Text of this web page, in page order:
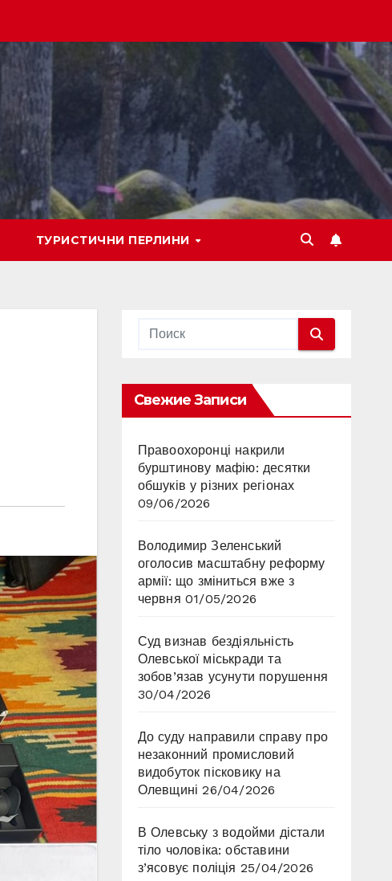
ТУРИСТИЧНИ ПЕРЛИНИ
Свежие Записи
Правоохоронці накрили
бурштинову мафію: десятки
обшуків у різних регіонах
09/06/2026
Володимир Зеленський
оголосив масштабну реформу
армії: що зміниться вже з
червня 01/05/2026
Суд визнав бездіяльність
Олевської міськради та
зобов’язав усунути порушення
30/04/2026
До суду направили справу про
незаконний промисловий
видобуток пісковику на
Олевщині 26/04/2026
В Олевську з водойми дістали
тіло чоловіка: обставини
з’ясовує поліція 25/04/2026